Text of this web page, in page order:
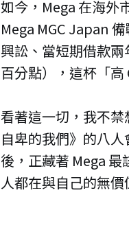
如今，Mega 在海外
Mega MGC Japan
興訟、當短期借款
百分點），這杯「高
看著這一切，我不
自卑的我們》的八
後，正藏著 Mega
人都在與自己的無價